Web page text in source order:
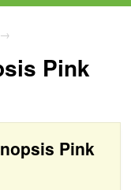
→
Pink
Pink